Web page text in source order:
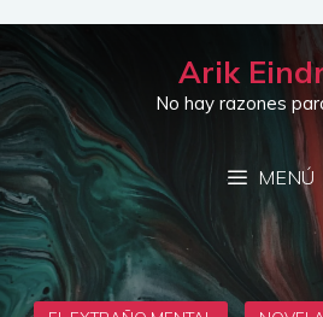
Saltar
al
contenido
Arik
No hay razones
MENÚ